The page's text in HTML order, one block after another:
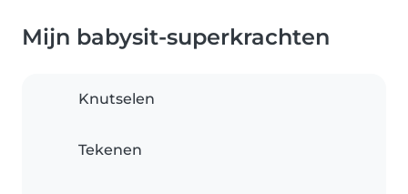
Mijn babysit-superkrachten
Knutselen
Tekenen